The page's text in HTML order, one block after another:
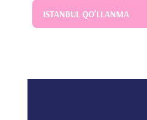
ISTANBUL QO'LLANMA